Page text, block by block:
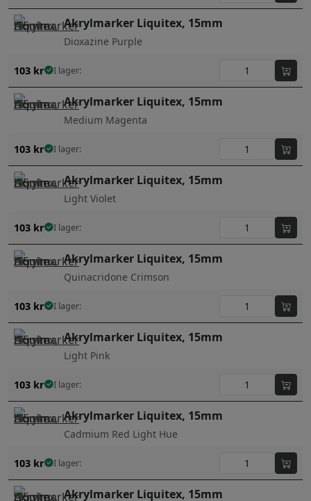
Akrylmarker Liquitex, 15mm
Dioxazine Purple
103 kr I lager:
Akrylmarker Liquitex, 15mm
Medium Magenta
103 kr I lager:
Akrylmarker Liquitex, 15mm
Light Violet
103 kr I lager:
Akrylmarker Liquitex, 15mm
Quinacridone Crimson
103 kr I lager:
Akrylmarker Liquitex, 15mm
Light Pink
103 kr I lager:
Akrylmarker Liquitex, 15mm
Cadmium Red Light Hue
103 kr I lager:
Akrylmarker Liquitex, 15mm